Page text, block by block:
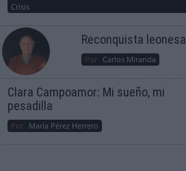
Crisis
Reconquista leonesa
Por Carlos Miranda
Clara Campoamor: Mi sueño, mi
pesadilla
Por María Pérez Herrero